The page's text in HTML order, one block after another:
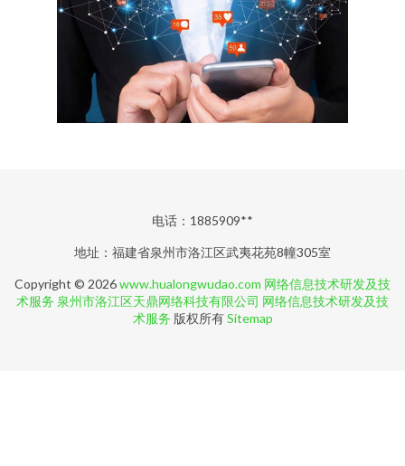
电话：1885909**
地址：福建省泉州市洛江区武夷花苑8幢305室
Copyright © 2026www.hualongwudao.com 网络信息技术研发及技
术服务 泉州市洛江区天鼎网络科技有限公司 网络信息技术研发及技
术服务 版权所有Sitemap